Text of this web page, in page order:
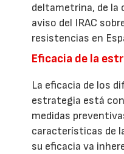
deltametrina, de la
aviso del IRAC
resistencias en
Eficacia de la
La eficacia de los
estrategia está
medidas
características de
su eficacia va